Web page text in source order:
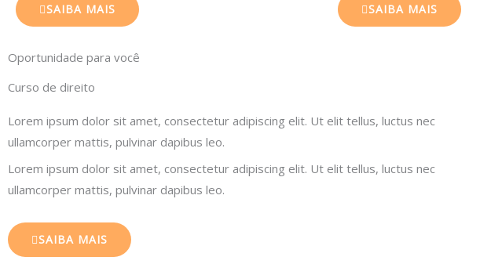
SAIBA MAIS SAIBA MAIS
Oportunidade para você
Curso de direito
Lorem ipsum dolor sit amet, consectetur adipiscing elit. Ut elit tellus, luctus nec
ullamcorper mattis, pulvinar dapibus leo.
Lorem ipsum dolor sit amet, consectetur adipiscing elit. Ut elit tellus, luctus nec
ullamcorper mattis, pulvinar dapibus leo.
SAIBA MAIS